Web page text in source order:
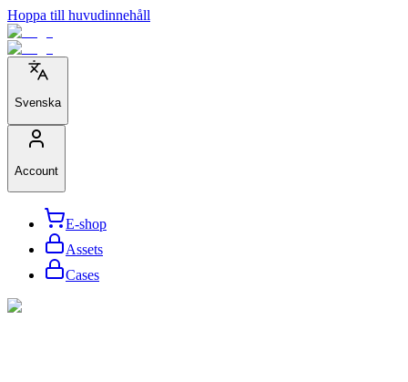
Hoppa till huvudinnehåll
Svenska
Account
E-shop
Assets
Cases